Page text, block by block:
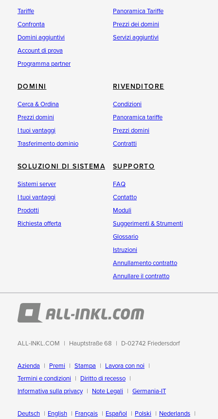
Tariffe
Confronta
Domini aggiuntivi
Account di prova
Programma partner
Panoramica Tariffe
Prezzi dei domini
Servizi aggiuntivi
DOMINI
Cerca & Ordina
Prezzi domini
I tuoi vantaggi
Trasferimento dominio
RIVENDITORE
Condizioni
Panoramica tariffe
Prezzi domini
Contratti
SOLUZIONI DI SISTEMA
Sistemi server
I tuoi vantaggi
Prodotti
Richiesta offerta
SUPPORTO
FAQ
Contatto
Moduli
Suggerimenti & Strumenti
Glossario
Istruzioni
Annullamento contratto
Annullare il contratto
ALL-INKL.COM Hauptstraße 68 D-02742 Friedersdorf
Azienda Premi Stampa
Lavora con noi
Termini e condizioni
Diritto di recesso
Informativa sulla privacy
Note Legali Germania-IT
Deutsch English Français Español Polski Nederlands